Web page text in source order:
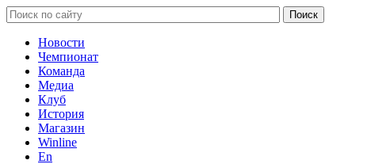
Новости
Чемпионат
Команда
Медиа
Клуб
История
Магазин
Winline
En